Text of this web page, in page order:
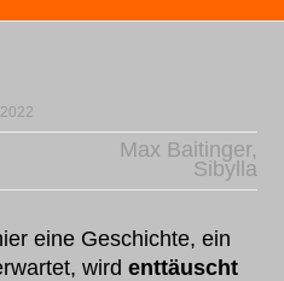
Max Baitinger,
Sibylla
eine Geschichte, ein
wirdenttäuscht